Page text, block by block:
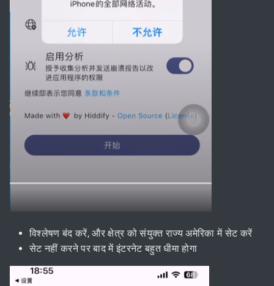
विश्लेषण बंद करें, और क्षेत्र को संयुक्त राज्य अमेरिका में सेट करें
सेट नहीं करने पर बाद में इंटरनेट बहुत धीमा होगा